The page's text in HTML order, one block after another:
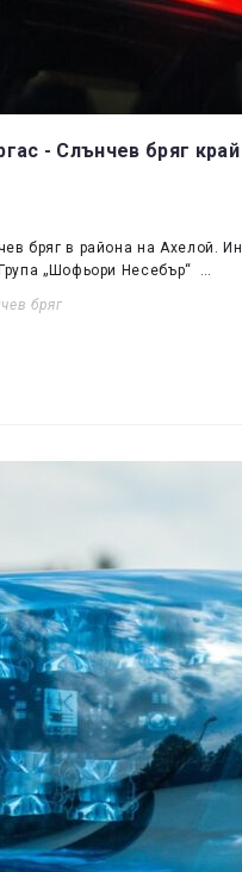
- Слънчев бряг
бряг в района на Ахелой.
„Шофьори Несебър“ …
бряг